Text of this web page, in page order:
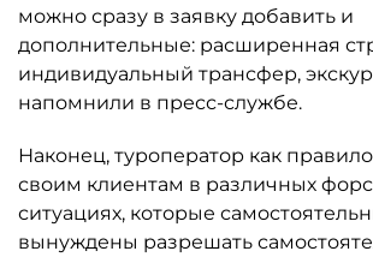
можно сразу в заявку добавить и
дополнительные: расширенная
индивидуальный трансфер,
напомнили в пресс-службе.
Наконец, туроператор как
своим клиентам в различных
ситуациях, которые
вынуждены разрешать